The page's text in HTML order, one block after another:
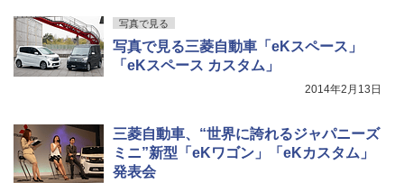
写真で見る
写真で見る三菱自動車「eKスペース」
「eKスペース カスタム」
2014年2月13日
三菱自動車、“世界に誇れるジャパニーズ
ミニ”新型「eKワゴン」「eKカスタム」
発表会